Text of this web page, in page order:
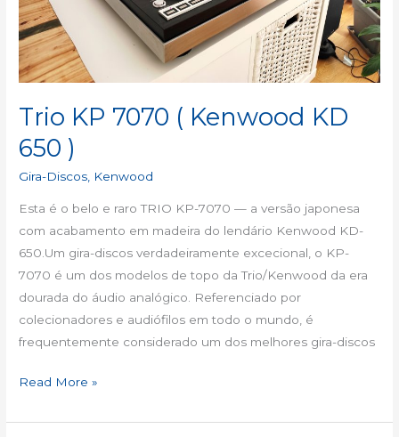
Trio KP 7070 ( Kenwood KD
650 )
Gira-Discos, Kenwood
Esta é o belo e raro TRIO KP-7070 — a versão japonesa
com acabamento em madeira do lendário Kenwood KD-
650.Um gira-discos verdadeiramente excecional, o KP-
7070 é um dos modelos de topo da Trio/Kenwood da era
dourada do áudio analógico. Referenciado por
colecionadores e audiófilos em todo o mundo, é
frequentemente considerado um dos melhores gira-discos
Read More »